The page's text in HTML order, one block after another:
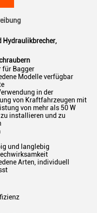
Hydraulikbrecher,
für Bagger
Modelle verfügbar
in der
von Kraftfahrzeugen mit
von mehr als 50 W
installieren und zu
und langlebig
Arten, individuell